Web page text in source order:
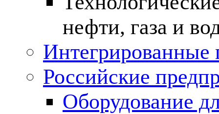
нефти, газа и
Российские
Оборудование